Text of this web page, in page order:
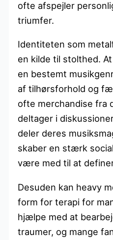
ofte afspejler
triumfer.
Identiteten som
en kilde til stolthed.
en bestemt
af tilhørsforhold og
ofte merchandise fra
deltager i
deler deres
skaber en stærk
være med til at
Desuden kan heavy
form for terapi for
hjælpe med at
traumer, og mange